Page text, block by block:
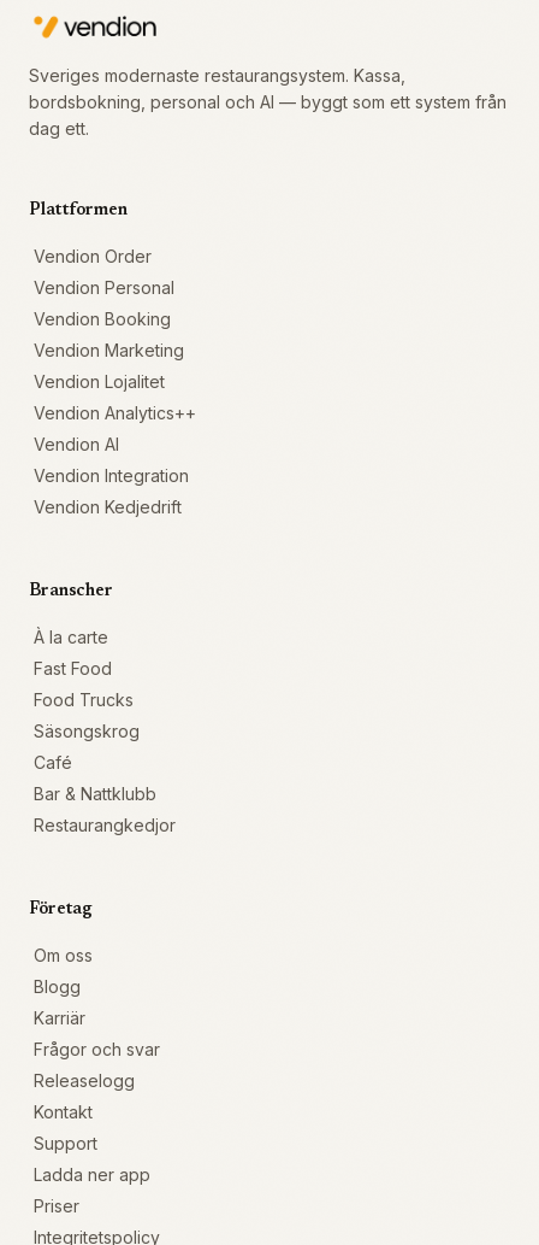
Sveriges modernaste restaurangsystem. Kassa,
bordsbokning, personal och AI — byggt som ett system från
dag ett.
Plattformen
Vendion Order
Vendion Personal
Vendion Booking
Vendion Marketing
Vendion Lojalitet
Vendion Analytics++
Vendion AI
Vendion Integration
Vendion Kedjedrift
Branscher
À la carte
Fast Food
Food Trucks
Säsongskrog
Café
Bar & Nattklubb
Restaurangkedjor
Företag
Om oss
Blogg
Karriär
Frågor och svar
Releaselogg
Kontakt
Support
Ladda ner app
Priser
Integritetspolicy